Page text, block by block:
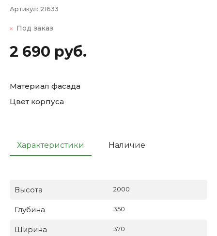
Артикул: 21633
Под заказ
2 690 руб.
Материал фасада
Цвет корпуса
Характеристики Наличие
Высота 2000
Глубина 350
Ширина 370